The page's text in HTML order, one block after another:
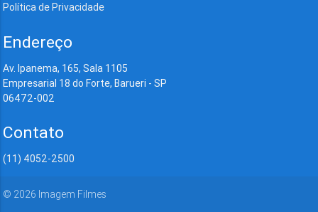
Política de Privacidade
Endereço
Av. Ipanema, 165, Sala 1105
Empresarial 18 do Forte, Barueri - SP
06472-002
Contato
(11) 4052-2500
© 2026 Imagem Filmes